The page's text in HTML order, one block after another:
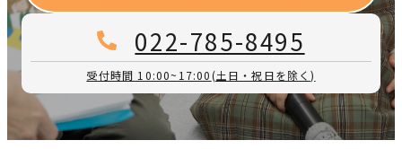
022-785-8495
受付時間 10:00~17:00(土日・祝日を除く)